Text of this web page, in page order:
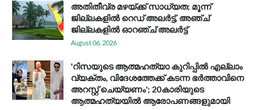
അതിതീവ്ര മഴയ്ക്ക് സാധ്യത; മൂന്ന്
ജില്ലകളിൽ റെഡ് അലർട്ട്, അഞ്ച്
ജില്ലകളിൽ ഓറഞ്ച് അലർട്ട്
August 06, 2026
'റിസയുടെ ആത്മഹത്യാ കുറിപ്പിൽ എല്ലാം
വ്യക്തം, വിദേശത്തേക്ക് കടന്ന ഭർത്താവിനെ
അറസ്റ്റ് ചെയ്യണം'; 20കാരിയുടെ
ആത്മഹത്യയിൽ ആരോപണങ്ങളുമായി